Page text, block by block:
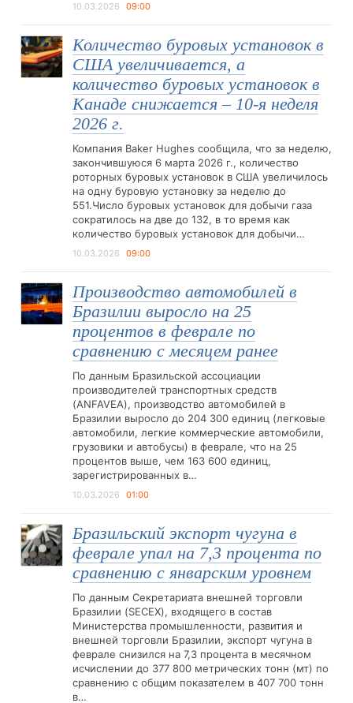
10.03.2026 09:00
Количество буровых установок в
США увеличивается, а
количество буровых установок в
Канаде снижается – 10-я неделя
2026 г.
Компания Baker Hughes сообщила, что за неделю,
закончившуюся 6 марта 2026 г., количество
роторных буровых установок в США увеличилось
на одну буровую установку за неделю до
551.Число буровых установок для добычи газа
сократилось на две до 132, в то время как
количество буровых установок для добычи…
10.03.2026 09:00
Производство автомобилей в
Бразилии выросло на 25
процентов в феврале по
сравнению с месяцем ранее
По данным Бразильской ассоциации
производителей транспортных средств
(ANFAVEA), производство автомобилей в
Бразилии выросло до 204 300 единиц (легковые
автомобили, легкие коммерческие автомобили,
грузовики и автобусы) в феврале, что на 25
процентов выше, чем 163 600 единиц,
зарегистрированных в…
10.03.2026 01:00
Бразильский экспорт чугуна в
феврале упал на 7,3 процента по
сравнению с январским уровнем
По данным Секретариата внешней торговли
Бразилии (SECEX), входящего в состав
Министерства промышленности, развития и
внешней торговли Бразилии, экспорт чугуна в
феврале снизился на 7,3 процента в месячном
исчислении до 377 800 метрических тонн (мт) по
сравнению с общим показателем в 407 700 тонн
в…